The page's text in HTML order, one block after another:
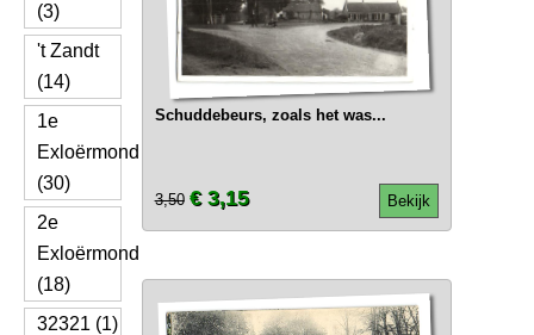
(3)
't Zandt
(14)
1e
Exloërmond
(30)
2e
Exloërmond
(18)
32321 (1)
Schuddebeurs, zoals het was...
Bekijk
3,50 € 3,15